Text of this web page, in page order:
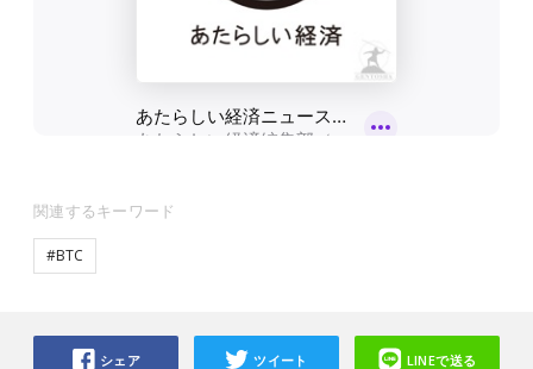
関連するキーワード
#BTC
シェア ツイート LINEで送る